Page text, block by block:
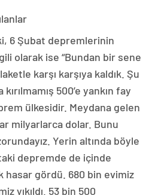
6 Şubat depremlerinin
olarak ise “Bundan bir sene
karşı karşıya kaldık. Şu
500’e yankın fay
ülkesidir. Meydana gelen
milyarlarca dolar. Bunu
Yerin altında böyle
depremde de içinde
hasar gördü. 680 bin evimiz
yıkıldı. 53 bin 500